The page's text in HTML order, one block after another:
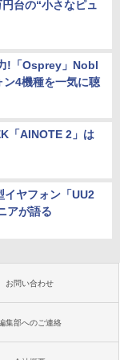
台の“小さなピュ
!「Osprey」Nobl
4機種を一気に聴
「AINOTE 2」は
イヤフォン「UU2
アが語る
お問い合わせ
集部へのご連絡